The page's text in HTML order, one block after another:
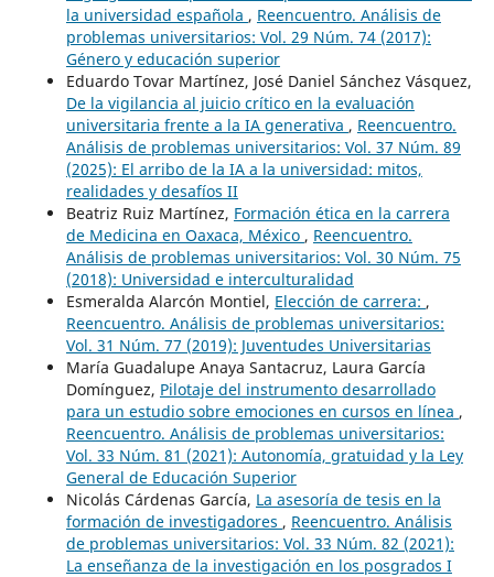
la universidad española , Reencuentro. Análisis de
problemas universitarios: Vol. 29 Núm. 74 (2017):
Género y educación superior
Eduardo Tovar Martínez, José Daniel Sánchez Vásquez,
De la vigilancia al juicio crítico en la evaluación
universitaria frente a la IA generativa , Reencuentro.
Análisis de problemas universitarios: Vol. 37 Núm. 89
(2025): El arribo de la IA a la universidad: mitos,
realidades y desafíos II
Beatriz Ruiz Martínez, Formación ética en la carrera
de Medicina en Oaxaca, México , Reencuentro.
Análisis de problemas universitarios: Vol. 30 Núm. 75
(2018): Universidad e interculturalidad
Esmeralda Alarcón Montiel, Elección de carrera: ,
Reencuentro. Análisis de problemas universitarios:
Vol. 31 Núm. 77 (2019): Juventudes Universitarias
María Guadalupe Anaya Santacruz, Laura García
Domínguez, Pilotaje del instrumento desarrollado
para un estudio sobre emociones en cursos en línea ,
Reencuentro. Análisis de problemas universitarios:
Vol. 33 Núm. 81 (2021): Autonomía, gratuidad y la Ley
General de Educación Superior
Nicolás Cárdenas García, La asesoría de tesis en la
formación de investigadores , Reencuentro. Análisis
de problemas universitarios: Vol. 33 Núm. 82 (2021):
La enseñanza de la investigación en los posgrados I